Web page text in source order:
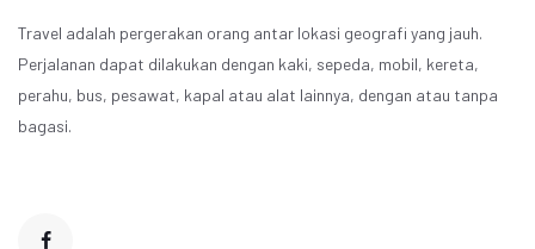
Travel adalah pergerakan orang antar lokasi geografi yang jauh.
Perjalanan dapat dilakukan dengan kaki, sepeda, mobil, kereta,
perahu, bus, pesawat, kapal atau alat lainnya, dengan atau tanpa
bagasi.